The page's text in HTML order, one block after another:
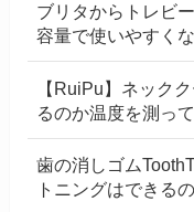
ブリタからトレビ
容量で使いやすく
【RuiPu】ネック
るのか温度を測って
歯の消しゴム
トニングはできる